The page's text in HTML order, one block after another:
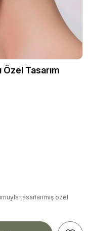
Tasarım
tasarlanmış özel